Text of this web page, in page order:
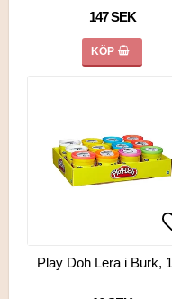
147 SEK
KÖP
Play Doh Lera i Burk,